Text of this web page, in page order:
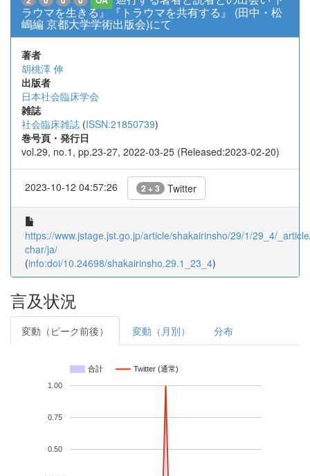
ラウマを生きる』『トラウマを共有する』 (田中・松
嶋編 京都大学学術出版会)にて
著者
胡桃澤 伸
出版者
日本社会臨床学会
雑誌
社会臨床雑誌 (ISSN:21850739)
巻号頁・発行日
vol.29, no.1, pp.23-27, 2022-03-25 (Released:2023-02-20)
2023-10-12 04:57:26 2 + 3 Twitter
https://www.jstage.jst.go.jp/article/shakairinsho/29/1/29_4/
char/ja/
(info:doi/10.24698/shakairinsho.29.1_23_4)
言及状況
変動（ピーク前後） 変動（月別） 分布
合計 Twitter (通常)
0.50
0.75
1.00